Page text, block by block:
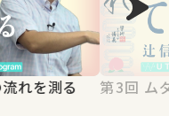
流れを測る 第3